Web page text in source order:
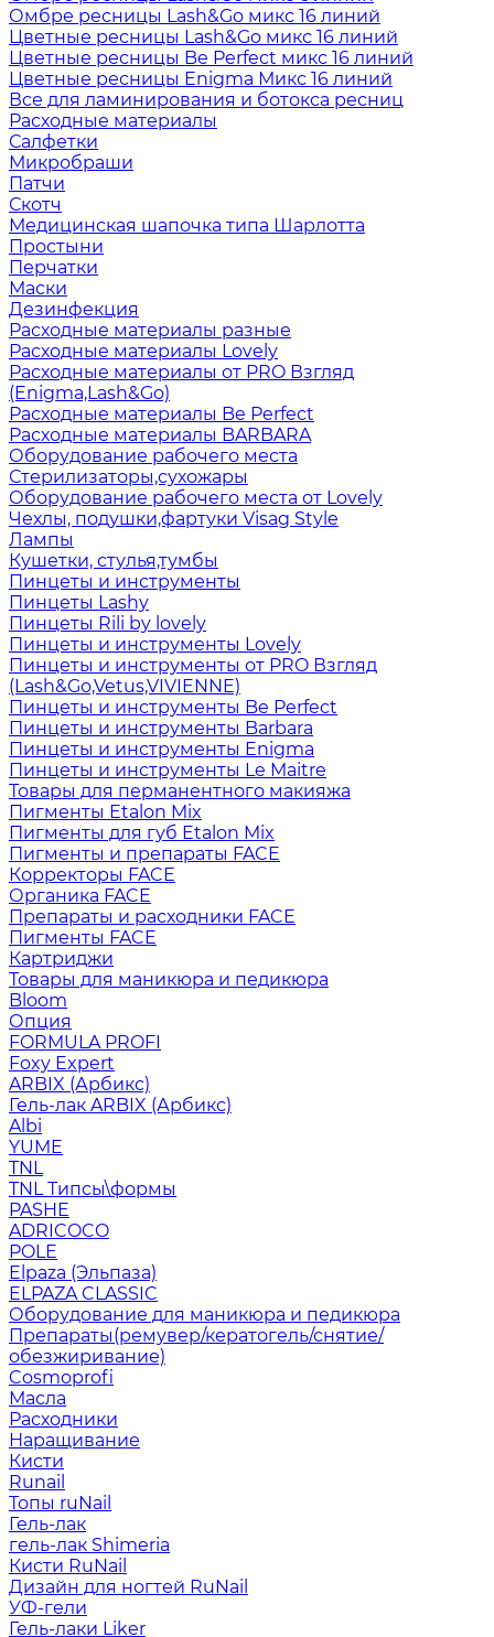
Омбре ресницы Lash&Go микс 16 линий
Цветные ресницы Lash&Go микс 16 линий
Цветные ресницы Be Perfect микс 16 линий
Цветные ресницы Enigma Микс 16 линий
Все для ламинирования и ботокса ресниц
Расходные материалы
Салфетки
Микробраши
Патчи
Скотч
Медицинская шапочка типа Шарлотта
Простыни
Перчатки
Маски
Дезинфекция
Расходные материалы разные
Расходные материалы Lovely
Расходные материалы от PRO Взгляд
(Enigma,Lash&Go)
Расходные материалы Be Perfect
Расходные материалы BARBARA
Оборудование рабочего места
Стерилизаторы,сухожары
Оборудование рабочего места от Lovely
Чехлы, подушки,фартуки Visag Style
Лампы
Кушетки, стулья,тумбы
Пинцеты и инструменты
Пинцеты Lashy
Пинцеты Rili by lovely
Пинцеты и инструменты Lovely
Пинцеты и инструменты от PRO Взгляд
(Lash&Go,Vetus,VIVIENNE)
Пинцеты и инструменты Be Perfect
Пинцеты и инструменты Barbara
Пинцеты и инструменты Enigma
Пинцеты и инструменты Le Maitre
Товары для перманентного макияжа
Пигменты Etalon Mix
Пигменты для губ Etalon Mix
Пигменты и препараты FACE
Корректоры FACE
Органика FACE
Препараты и расходники FACE
Пигменты FACE
Картриджи
Товары для маникюра и педикюра
Bloom
Опция
FORMULA PROFI
Foxy Expert
ARBIX (Арбикс)
Гель-лак ARBIX (Арбикс)
Albi
YUME
TNL
TNL Типсы\формы
PASHE
ADRICOCO
POLE
Elpaza (Эльпаза)
ELPAZA CLASSIC
Оборудование для маникюра и педикюра
Препараты(ремувер/кератогель/снятие/
обезжиривание)
Cosmoprofi
Масла
Расходники
Наращивание
Кисти
Runail
Топы ruNail
Гель-лак
гель-лак Shimeria
Кисти RuNail
Дизайн для ногтей RuNail
УФ-гели
Гель-лаки Liker